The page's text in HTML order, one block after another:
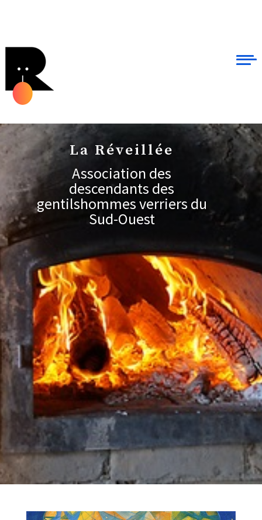
La Réveillée
Association des
descendants des
gentilshommes verriers du
Sud-Ouest